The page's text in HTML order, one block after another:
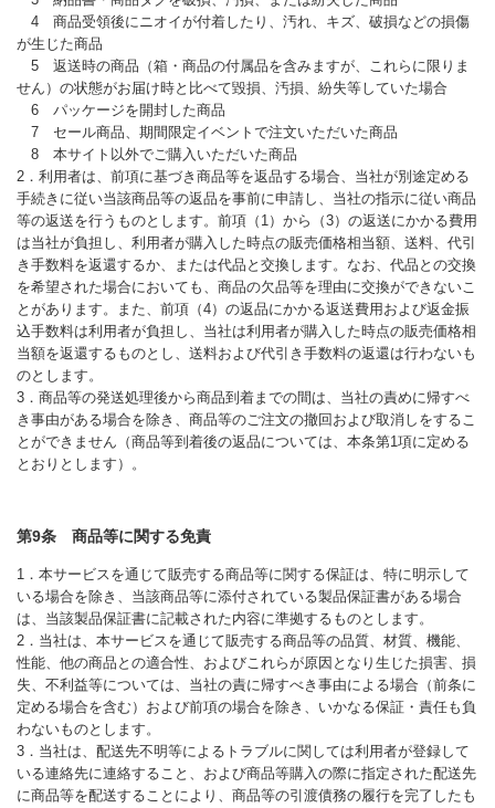
4 商品受領後にニオイが付着したり、汚れ、キズ、破損などの損傷
が生じた商品
5 返送時の商品（箱・商品の付属品を含みますが、これらに限りま
せん）の状態がお届け時と比べて毀損、汚損、紛失等していた場合
6 パッケージを開封した商品
7 セール商品、期間限定イベントで注文いただいた商品
8 本サイト以外でご購入いただいた商品
2．利用者は、前項に基づき商品等を返品する場合、当社が別途定める
手続きに従い当該商品等の返品を事前に申請し、当社の指示に従い商品
等の返送を行うものとします。前項（1）から（3）の返送にかかる費用
は当社が負担し、利用者が購入した時点の販売価格相当額、送料、代引
き手数料を返還するか、または代品と交換します。なお、代品との交換
を希望された場合においても、商品の欠品等を理由に交換ができないこ
とがあります。また、前項（4）の返品にかかる返送費用および返金振
込手数料は利用者が負担し、当社は利用者が購入した時点の販売価格相
当額を返還するものとし、送料および代引き手数料の返還は行わないも
のとします。
3．商品等の発送処理後から商品到着までの間は、当社の責めに帰すべ
き事由がある場合を除き、商品等のご注文の撤回および取消しをするこ
とができません（商品等到着後の返品については、本条第1項に定める
とおりとします）。
第9条 商品等に関する免責
1．本サービスを通じて販売する商品等に関する保証は、特に明示して
いる場合を除き、当該商品等に添付されている製品保証書がある場合
は、当該製品保証書に記載された内容に準拠するものとします。
2．当社は、本サービスを通じて販売する商品等の品質、材質、機能、
性能、他の商品との適合性、およびこれらが原因となり生じた損害、損
失、不利益等については、当社の責に帰すべき事由による場合（前条に
定める場合を含む）および前項の場合を除き、いかなる保証・責任も負
わないものとします。
3．当社は、配送先不明等によるトラブルに関しては利用者が登録して
いる連絡先に連絡すること、および商品等購入の際に指定された配送先
に商品等を配送することにより、商品等の引渡債務の履行を完了したも